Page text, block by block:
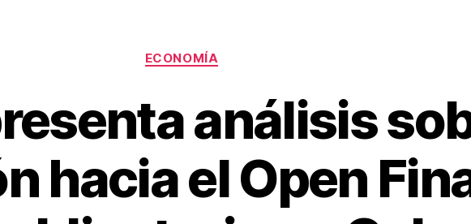
Categorías
ECONOMÍA
análisis
hacia el Open